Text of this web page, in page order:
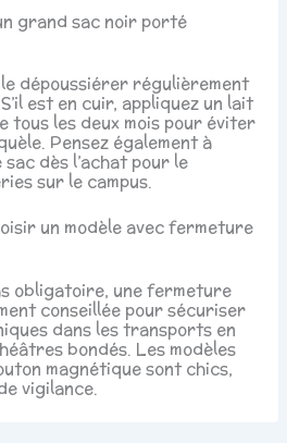
grand sac noir porté
dépoussiérer régulièrement
est en cuir, appliquez un lait
tous les deux mois pour éviter
Pensez également à
dès l’achat pour le
sur le campus.
un modèle avec fermeture
obligatoire, une fermeture
conseillée pour sécuriser
dans les transports en
bondés. Les modèles
magnétique sont chics,
vigilance.